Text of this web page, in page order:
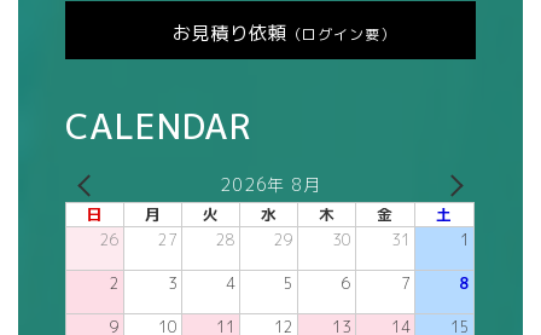
お見積り依頼 （ログイン要）
CALENDAR
2026年 8月
日 月 火 水 木 金 土
26 27 28 29 30 31 1
2 3 4 5 6 7 8
9 10 11 12 13 14 15